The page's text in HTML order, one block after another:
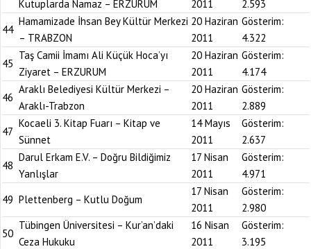
Kutuplarda Namaz – ERZURUM
2011
2.593
44
Hamamizade İhsan Bey Kültür Merkezi
– TRABZON
20 Haziran
2011
Gösterim:
4.322
45
Taş Camii İmamı Ali Küçük Hoca’yı
Ziyaret – ERZURUM
20 Haziran
2011
Gösterim:
4.174
46
Araklı Belediyesi Kültür Merkezi –
Araklı-Trabzon
20 Haziran
2011
Gösterim:
2.889
47
Kocaeli 3. Kitap Fuarı – Kitap ve
Sünnet
14 Mayıs
2011
Gösterim:
2.637
48
Darul Erkam E.V. – Doğru Bildiğimiz
Yanlışlar
17 Nisan
2011
Gösterim:
4.971
49 Plettenberg – Kutlu Doğum
17 Nisan
2011
Gösterim:
2.980
50
Tübingen Üniversitesi – Kur’an’daki
Ceza Hukuku
16 Nisan
2011
Gösterim:
3.195